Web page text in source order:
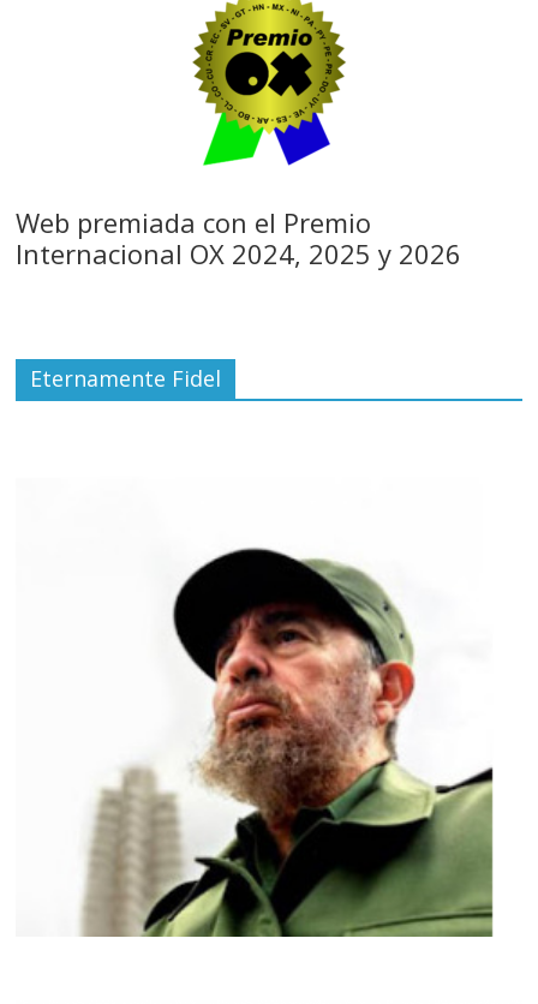
Web premiada con el Premio
Internacional OX 2024, 2025 y 2026
Eternamente Fidel